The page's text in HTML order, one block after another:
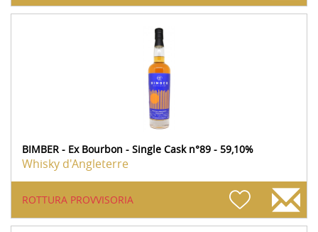
BIMBER - Ex Bourbon - Single Cask n°89 - 59,10%
Whisky d'Angleterre
ROTTURA PROVVISORIA